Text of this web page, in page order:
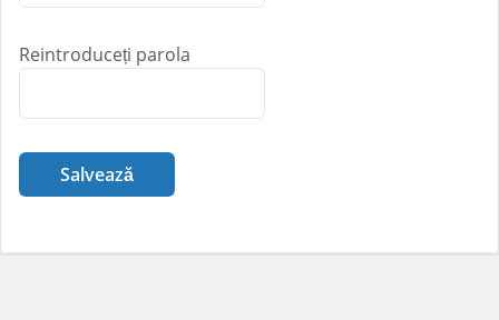
Reintroduceți parola
Salvează